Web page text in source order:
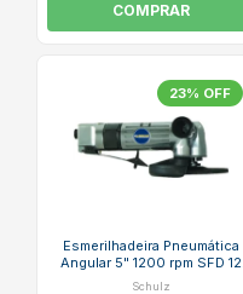
COMPRAR
23% OFF
Esmerilhadeira Pneumática
Angular 5" 1200 rpm SFD 12
SCHULZ
Schulz